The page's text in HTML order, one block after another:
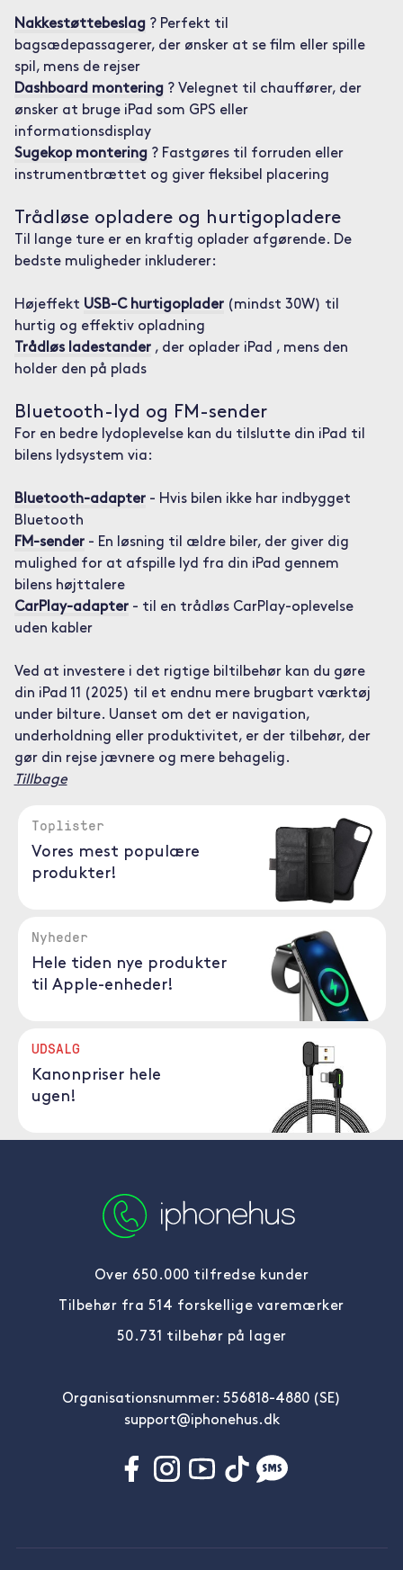
Nakkestøttebeslag? Perfekt til
bagsædepassagerer, der ønsker at se film eller spille
spil, mens de rejser
Dashboard montering? Velegnet til chauffører, der
ønsker at bruge iPad som GPS eller
informationsdisplay
Sugekop montering? Fastgøres til forruden eller
instrumentbrættet og giver fleksibel placering
Trådløse opladere og hurtigopladere
Til lange ture er en kraftig oplader afgørende. De
bedste muligheder inkluderer:
Højeffekt USB-C hurtigoplader(mindst 30W) til
hurtig og effektiv opladning
Trådløs ladestander, der oplader iPad , mens den
holder den på plads
Bluetooth-lyd og FM-sender
For en bedre lydoplevelse kan du tilslutte din iPad til
bilens lydsystem via:
Bluetooth-adapter- Hvis bilen ikke har indbygget
Bluetooth
FM-sender- En løsning til ældre biler, der giver dig
mulighed for at afspille lyd fra din iPad gennem
bilens højttalere
CarPlay-adapter- til en trådløs CarPlay-oplevelse
uden kabler
Ved at investere i det rigtige biltilbehør kan du gøre
din iPad 11 (2025) til et endnu mere brugbart værktøj
under bilture. Uanset om det er navigation,
underholdning eller produktivitet, er der tilbehør, der
gør din rejse jævnere og mere behagelig.
Tillbage
Toplister
Vores mest populære
produkter!
Nyheder
Hele tiden nye produkter
til Apple-enheder!
UDSALG
Kanonpriser hele
ugen!
Over 650.000 tilfredse kunder
Tilbehør fra 514 forskellige varemærker
50.731 tilbehør på lager
Organisationsnummer: 556818-4880 (SE)
support@iphonehus.dk